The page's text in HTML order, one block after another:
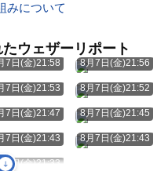
みについて
ウェザーリポート
7日(金)21:58 8月7日(金)21:56
7日(金)21:53 8月7日(金)21:52
7日(金)21:47 8月7日(金)21:45
7日(金)21:43 8月7日(金)21:43
7日(金)21:33